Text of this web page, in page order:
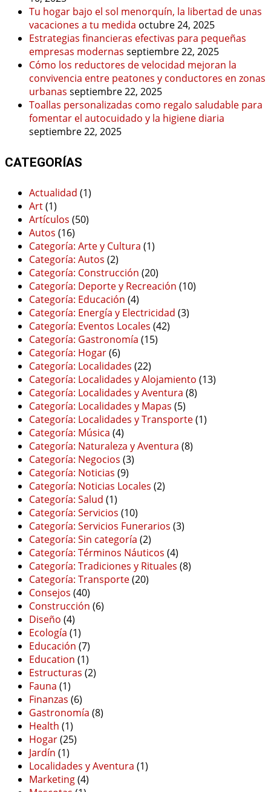
Tu hogar bajo el sol menorquín, la libertad de unas
vacaciones a tu medida octubre 24, 2025
Estrategias financieras efectivas para pequeñas
empresas modernas septiembre 22, 2025
Cómo los reductores de velocidad mejoran la
convivencia entre peatones y conductores en zonas
urbanas septiembre 22, 2025
Toallas personalizadas como regalo saludable para
fomentar el autocuidado y la higiene diaria
septiembre 22, 2025
CATEGORÍAS
Actualidad (1)
Art(1)
Artículos (50)
Autos (16)
Categoría: Arte y Cultura (1)
Categoría: Autos (2)
Categoría: Construcción (20)
Categoría: Deporte y Recreación (10)
Categoría: Educación (4)
Categoría: Energía y Electricidad (3)
Categoría: Eventos Locales (42)
Categoría: Gastronomía (15)
Categoría: Hogar(6)
Categoría: Localidades (22)
Categoría: Localidades y Alojamiento (13)
Categoría: Localidades y Aventura (8)
Categoría: Localidades y Mapas (5)
Categoría: Localidades y Transporte(1)
Categoría: Música (4)
Categoría: Naturaleza y Aventura (8)
Categoría: Negocios (3)
Categoría: Noticias (9)
Categoría: Noticias Locales (2)
Categoría: Salud (1)
Categoría: Servicios (10)
Categoría: Servicios Funerarios (3)
Categoría: Sin categoría (2)
Categoría: Términos Náuticos (4)
Categoría: Tradiciones y Rituales (8)
Categoría: Transporte(20)
Consejos (40)
Construcción (6)
Diseño (4)
Ecología (1)
Educación (7)
Education (1)
Estructuras (2)
Fauna (1)
Finanzas (6)
Gastronomía (8)
Health (1)
Hogar(25)
Jardín (1)
Localidades y Aventura (1)
Marketing(4)